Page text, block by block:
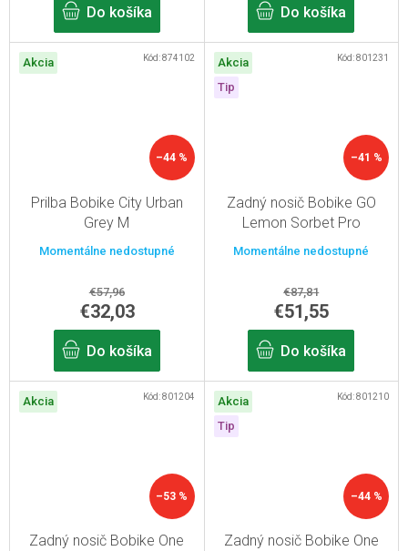
Do košíka Do košíka
Akcia
–44 %
Prilba Bobike City Urban
Grey M
Momentálne nedostupné
€57,96
€32,03
Do košíka
Kód:874102
Akcia
Tip
–41 %
Zadný nosič Bobike GO
Lemon Sorbet Pro
Momentálne nedostupné
€87,81
€51,55
Do košíka
Kód:801231
Akcia
–53 %
Zadný nosič Bobike One
Kód:801204
Akcia
Tip
–44 %
Zadný nosič Bobike One
Kód:801210